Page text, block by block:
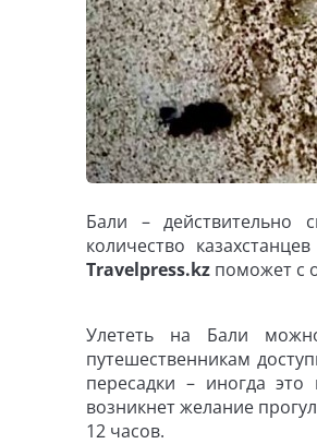
Бали – действительно
количество
Travelpress.kz поможет с
Улететь на Бали
путешественникам
пересадки – иногда
возникнет желание
12 часов.